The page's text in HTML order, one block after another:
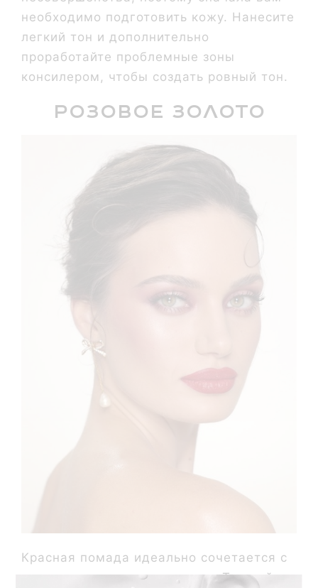
необходимо подготовить кожу. Нанесите
легкий тон и дополнительно
проработайте проблемные зоны
консилером, чтобы создать ровный тон.
Розовое золото
Красная помада идеально сочетается с
розовыми сияющими тенями. Темный